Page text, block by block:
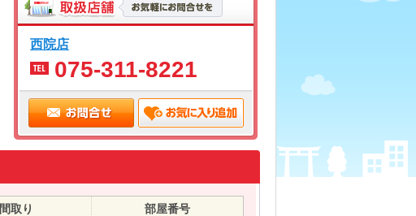
西院店
075-311-8221
間取り
部屋番号